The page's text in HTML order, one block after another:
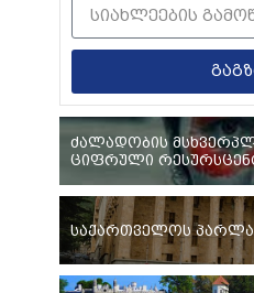
ძალადობის
ციფრული
საქართველოს